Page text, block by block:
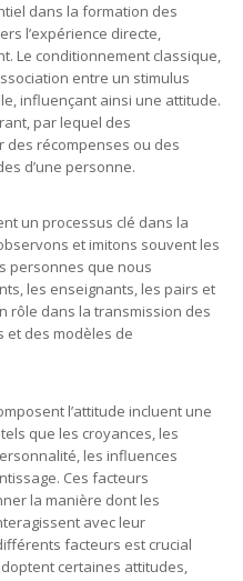
dans la formation des
l’expérience directe,
Le conditionnement classique,
entre un stimulus
influençant ainsi une attitude.
par lequel des
des récompenses ou des
d’une personne.
un processus clé dans la
et imitons souvent les
personnes que nous
les enseignants, les pairs et
rôle dans la transmission des
et des modèles de
l’attitude incluent une
que les croyances, les
les influences
Ces facteurs
la manière dont les
avec leur
facteurs est crucial
certaines attitudes,